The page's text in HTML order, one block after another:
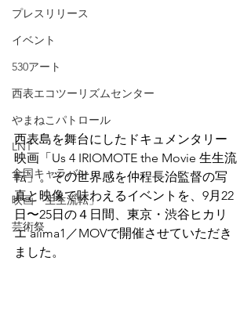
プレスリリース
イベント
530アート
西表エコツーリズムセンター
やまねこパトロール
LNT
全国キャラバン
映画「生生流転」
芸術祭
西表島を舞台にしたドキュメンタリー
映画「Us 4 IRIOMOTE the Movie 生生流
転」。その世界感を仲程長治監督の写
真と映像で味わえるイベントを、9月22
日〜25日の４日間、東京・渋谷ヒカリ
エ aiima1／MOVで開催させていただき
ました。